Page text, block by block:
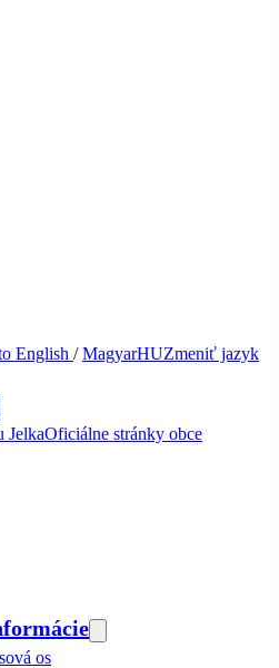
English /MagyarHUZmeniť jazyk
JelkaOficiálne stránky obce
os